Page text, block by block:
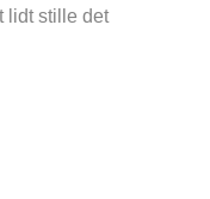
lidt stille det